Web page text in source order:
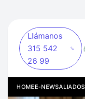
Llámanos
315 542
26 99
HOMEE-NEWSALIADOS